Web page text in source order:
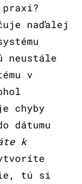
naďalej
neustále
v
chyby
dátumu
k
tú si